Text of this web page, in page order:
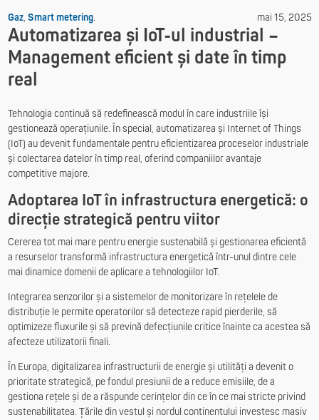
Gaz, Smart metering. mai 15, 2025
Automatizarea și IoT-ul industrial –
Management eficient și date în timp
real
Tehnologia continuă să redefinească modul în care industriile își
gestionează operațiunile. În special, automatizarea și Internet of Things
(IoT) au devenit fundamentale pentru eficientizarea proceselor industriale
și colectarea datelor în timp real, oferind companiilor avantaje
competitive majore.
Adoptarea IoT în infrastructura energetică: o
direcție strategică pentru viitor
Cererea tot mai mare pentru energie sustenabilă și gestionarea eficientă
a resurselor transformă infrastructura energetică într-unul dintre cele
mai dinamice domenii de aplicare a tehnologiilor IoT.
Integrarea senzorilor și a sistemelor de monitorizare în rețelele de
distribuție le permite operatorilor să detecteze rapid pierderile, să
optimizeze fluxurile și să prevină defecțiunile critice înainte ca acestea să
afecteze utilizatorii finali.
În Europa, digitalizarea infrastructurii de energie și utilități a devenit o
prioritate strategică, pe fondul presiunii de a reduce emisiile, de a
gestiona rețele și de a răspunde cerințelor din ce în ce mai stricte privind
sustenabilitatea. Țările din vestul și nordul continentului investesc masiv